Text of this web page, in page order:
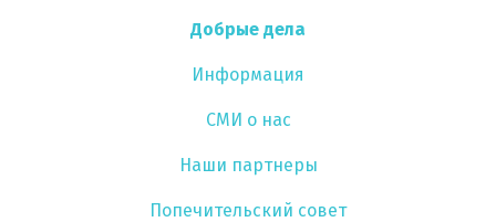
Добрые дела
Информация
СМИ о нас
Наши партнеры
Попечительский совет